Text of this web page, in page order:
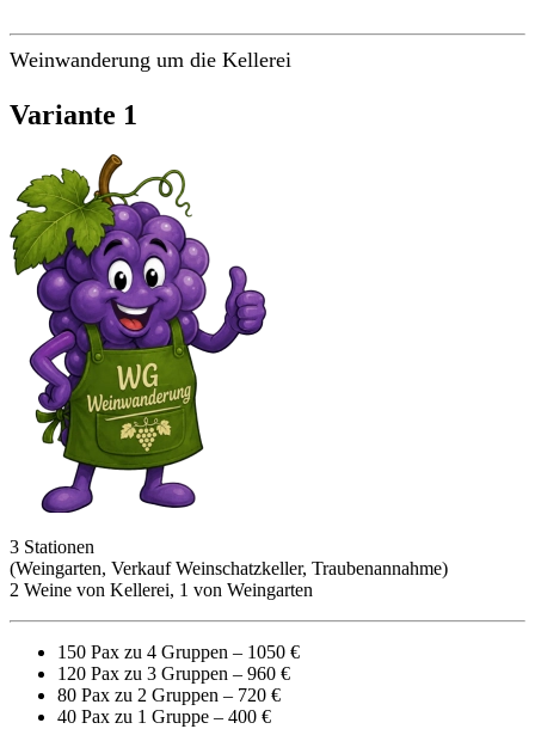
Weinwanderung um die Kellerei
Variante 1
3 Stationen
(Weingarten, Verkauf Weinschatzkeller, Traubenannahme)
2 Weine von Kellerei, 1 von Weingarten
150 Pax zu 4 Gruppen – 1050 €
120 Pax zu 3 Gruppen – 960 €
80 Pax zu 2 Gruppen – 720 €
40 Pax zu 1 Gruppe – 400 €